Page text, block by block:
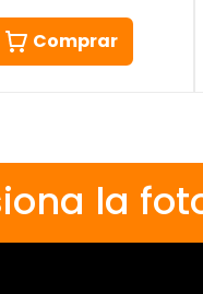
Comprar
la